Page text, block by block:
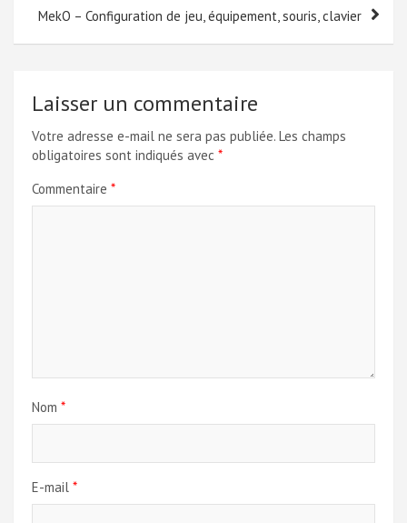
MekO – Configuration de jeu, équipement, souris, clavier
Laisser un commentaire
Votre adresse e-mail ne sera pas publiée. Les champs
obligatoires sont indiqués avec *
Commentaire *
Nom *
E-mail *